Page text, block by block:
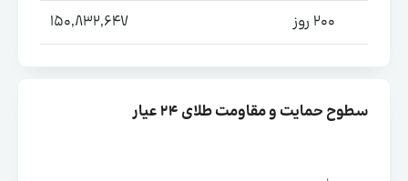
200 روز
150,832,647
سطوح حمایت و مقاومت طلای ۲۴ عیار